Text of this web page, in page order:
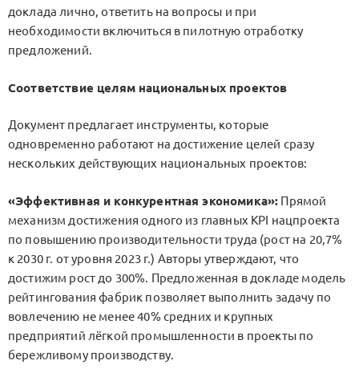
доклада лично, ответить на вопросы и при
необходимости включиться в пилотную отработку
предложений.
Соответствие целям национальных проектов
Документ предлагает инструменты, которые
одновременно работают на достижение целей сразу
нескольких действующих национальных проектов:
«Эффективная и конкурентная экономика»: Прямой
механизм достижения одного из главных KPI нацпроекта
по повышению производительности труда (рост на 20,7%
к 2030 г. от уровня 2023 г.) Авторы утверждают, что
достижим рост до 300%. Предложенная в докладе модель
рейтингования фабрик позволяет выполнить задачу по
вовлечению не менее 40% средних и крупных
предприятий лёгкой промышленности в проекты по
бережливому производству.